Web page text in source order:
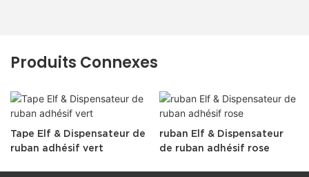
Produits Connexes
Tape Elf & Dispensateur de
ruban adhésif vert
ruban Elf & Dispensateur
de ruban adhésif rose